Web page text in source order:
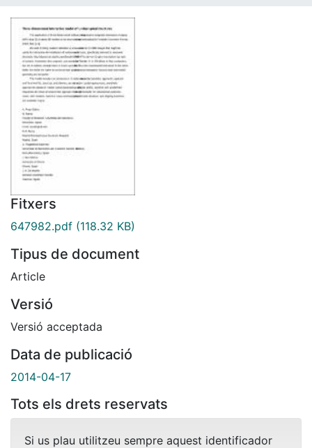
Fitxers
647982.pdf (118.32 KB)
Tipus de document
Article
Versió
Versió acceptada
Data de publicació
2014-04-17
Tots els drets reservats
Si us plau utilitzeu sempre aquest identificador